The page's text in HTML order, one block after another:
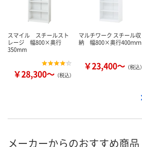
スマイル スチールスト
レージ 幅800×奥行
350mm
￥28,300～ （税込）
マルチワーク スチール収
納 幅800×奥行400ｍｍ
￥23,400～ （税込）
メーカーからのおすすめ商品